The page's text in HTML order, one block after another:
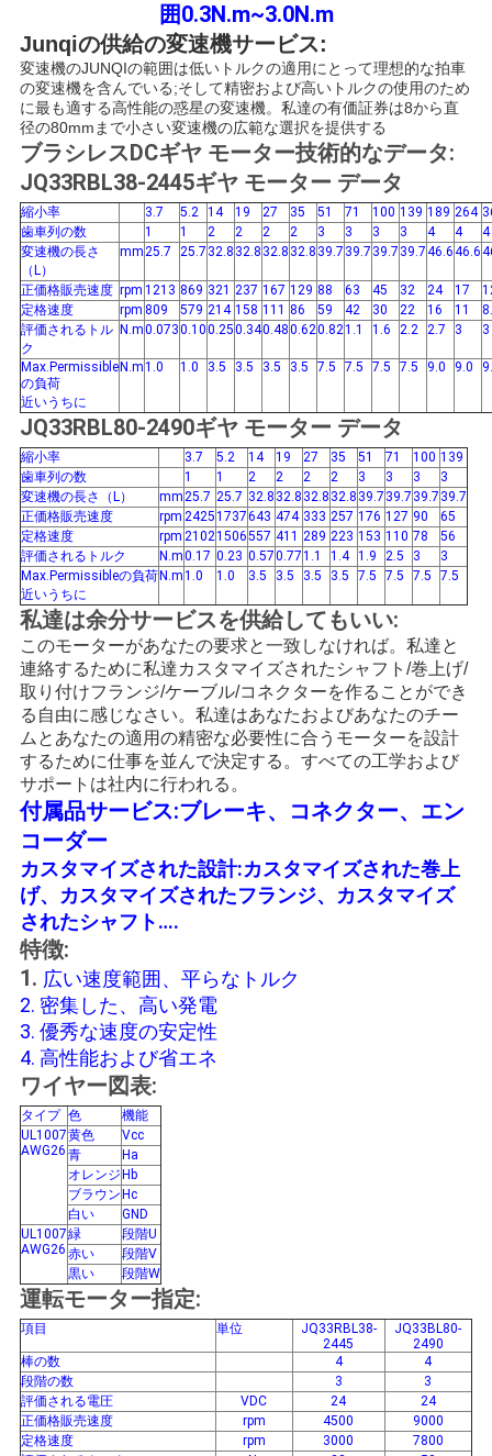
ニ
ュ
ー
ス
引
金
を
求
め
て
く
だ
さ
い
地
図
プ
ラ
イ
バ
シ
ー
ポ
リ
ー
囲0.3N.m~3.0N.m
Junqiの供給の変速機サービス:
変速機のJUNQIの範囲は低いトルクの適用にとって理想的な拍車
の変速機を含んでいる;そして精密および高いトルクの使用のため
に最も適する高性能の惑星の変速機。私達の有価証券は8から直
径の80mmまで小さい変速機の広範な選択を提供する
ブラシレスDCギヤ モーター技術的なデータ:
JQ33RBL38-2445ギヤ モーター データ
縮小率 3.7 5.2 14 19 27 35 51 71 100 139 189 264
歯車列の数
1 1 2 2 2 2 3 3 3 3 4 4
4
変速機の長さ
（L）
mm25.7 25.7 32.8 32.8 32.8 32.8 39.7 39.7 39.7 39.746.646.6
正価格販売速度 rpm 1213 869 321 237 167 129 88 63 45 32 24 17
定格速度
rpm 809 579 214 158 111 86 59 42 30 22 16 11
評価されるトル
ク
N.m0.0730.100.250.340.480.620.821.1 1.6 2.2 2.7 3 3
Max.Permissible
の負荷
近いうちに
N.m1.0 1.0 3.5 3.5 3.5 3.5 7.5 7.5 7.5 7.5 9.0 9.0
JQ33RBL80-2490ギヤ モーター データ
縮小率 3.7 5.2 14 19 27 35 51 71 100 139
歯車列の数
1 1 2 2 2 2 3 3 3
3
変速機の長さ（L）
mm25.7 25.7 32.8 32.8 32.8 32.8 39.7 39.7 39.7 39.7
正価格販売速度
rpm 24251737643 474 333 257 176 127 90
65
定格速度
rpm 21021506557 411 289 223 153 110 78
56
評価されるトルク
N.m0.17 0.23 0.570.771.1 1.4 1.9 2.5 3
3
Max.Permissibleの負荷
近いうちに
N.m1.0 1.0 3.5 3.5 3.5 3.5 7.5 7.5 7.5 7.5
私達は余分サービスを供給してもいい:
このモーターがあなたの要求と一致しなければ。私達と
連絡するために私達カスタマイズされたシャフト/巻上げ/
取り付けフランジ/ケーブル/コネクターを作ることができ
る自由に感じなさい。私達はあなたおよびあなたのチー
ムとあなたの適用の精密な必要性に合うモーターを設計
するために仕事を並んで決定する。すべての工学および
サポートは社内に行われる。
付属品サービス:ブレーキ、コネクター、エン
コーダー
カスタマイズされた設計:カスタマイズされた巻上
げ、カスタマイズされたフランジ、カスタマイズ
されたシャフト….
特徴:
1. 広い速度範囲、平らなトルク
2. 密集した、高い発電
3. 優秀な速度の安定性
4. 高性能および省エネ
ワイヤー図表:
タイプ 色
機能
UL1007
AWG26
黄色
Vcc
青
Ha
オレンジ Hb
ブラウン Hc
白い
GND
UL1007
AWG26
緑
段階U
赤い
段階V
黒い
段階W
運転モーター指定:
項目 単位
JQ33RBL38-
2445
JQ33BL80-
2490
棒の数
4
4
段階の数
3
3
評価される電圧
VDC 24
24
正価格販売速度
rpm 4500
9000
定格速度
rpm 3000
7800